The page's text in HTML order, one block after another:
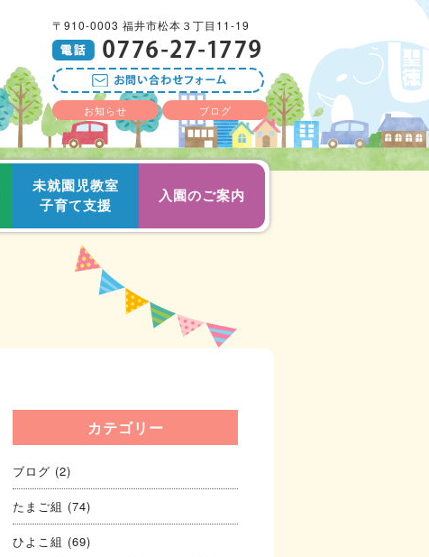
〒910-0003 福井市松本３丁目11-19
お知らせ ブログ
未就園児教室
子育て支援
入園のご案内
カテゴリー
ブログ (2)
たまご組 (74)
ひよこ組 (69)